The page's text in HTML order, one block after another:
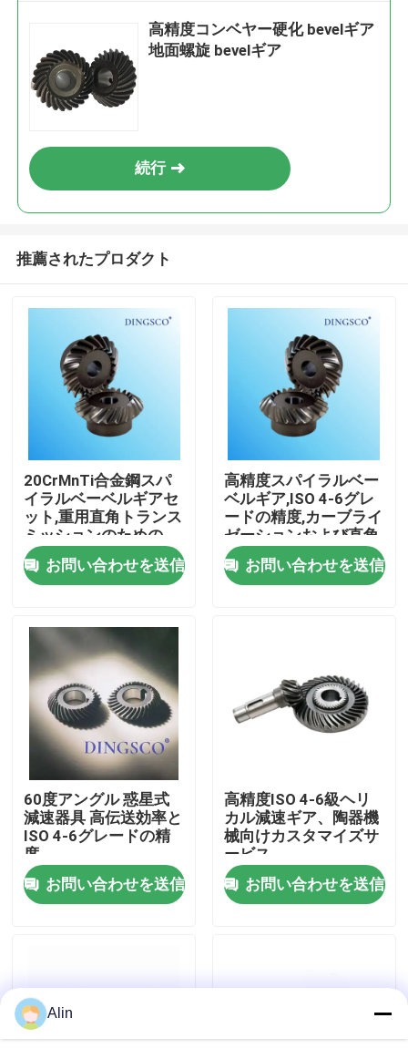
家へ
製品
ビデオ
わたしたち に つい て
工場 ツアー
品質管理
連絡 ください
見積もりを依頼する
高精度コンベヤー硬化 bevelギア
地面螺旋 bevelギア
続行
推薦されたプロダクト
20CrMnTi合金鋼スパ
イラルベーベルギアセ
ット,重用直角トランス
ミッションのための
ISO 4-6グレード精度
お問い合わせを送信
高精度スパイラルベー
ベルギア,ISO 4-6グレ
ードの精度,カーブライ
ゼーションおよび直角
伝送のための消化
お問い合わせを送信
60度アングル 惑星式
減速器具 高伝送効率と
ISO 4-6グレードの精
度
お問い合わせを送信
高精度ISO 4-6級ヘリ
カル減速ギア、陶器機
械向けカスタマイズサ
ービス
お問い合わせを送信
Alin